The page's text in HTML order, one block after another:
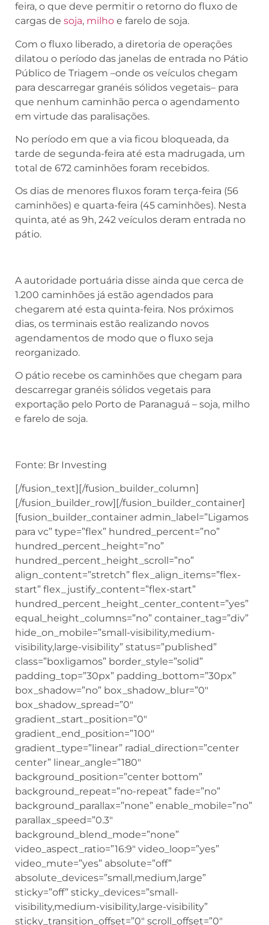
feira, o que deve permitir o retorno do fluxo de
cargas de soja, milho e farelo de soja.
Com o fluxo liberado, a diretoria de operações
dilatou o período das janelas de entrada no Pátio
Público de Triagem –onde os veículos chegam
para descarregar granéis sólidos vegetais– para
que nenhum caminhão perca o agendamento
em virtude das paralisações.
No período em que a via ficou bloqueada, da
tarde de segunda-feira até esta madrugada, um
total de 672 caminhões foram recebidos.
Os dias de menores fluxos foram terça-feira (56
caminhões) e quarta-feira (45 caminhões). Nesta
quinta, até as 9h, 242 veículos deram entrada no
pátio.
A autoridade portuária disse ainda que cerca de
1.200 caminhões já estão agendados para
chegarem até esta quinta-feira. Nos próximos
dias, os terminais estão realizando novos
agendamentos de modo que o fluxo seja
reorganizado.
O pátio recebe os caminhões que chegam para
descarregar granéis sólidos vegetais para
exportação pelo Porto de Paranaguá – soja, milho
e farelo de soja.
Fonte: Br Investing
[/fusion_text][/fusion_builder_column]
[/fusion_builder_row][/fusion_builder_container]
[fusion_builder_container admin_label=”Ligamos
para vc” type=”flex” hundred_percent=”no”
hundred_percent_height=”no”
hundred_percent_height_scroll=”no”
align_content=”stretch” flex_align_items=”flex-
start” flex_justify_content=”flex-start”
hundred_percent_height_center_content=”yes”
equal_height_columns=”no” container_tag=”div”
hide_on_mobile=”small-visibility,medium-
visibility,large-visibility” status=”published”
class=”boxligamos” border_style=”solid”
padding_top=”30px” padding_bottom=”30px”
box_shadow=”no” box_shadow_blur=”0″
box_shadow_spread=”0″
gradient_start_position=”0″
gradient_end_position=”100″
gradient_type=”linear” radial_direction=”center
center” linear_angle=”180″
background_position=”center bottom”
background_repeat=”no-repeat” fade=”no”
background_parallax=”none” enable_mobile=”no”
parallax_speed=”0.3″
background_blend_mode=”none”
video_aspect_ratio=”16:9″ video_loop=”yes”
video_mute=”yes” absolute=”off”
absolute_devices=”small,medium,large”
sticky=”off” sticky_devices=”small-
visibility,medium-visibility,large-visibility”
sticky_transition_offset=”0″ scroll_offset=”0″